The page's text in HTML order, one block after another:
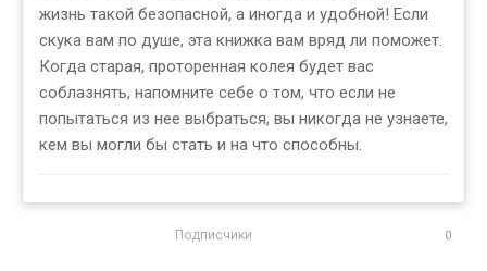
жизнь такой безопасной, а иногда и удобной! Если
скука вам по душе, эта книжка вам вряд ли поможет.
Когда старая, проторенная колея будет вас
соблазнять, напомните себе о том, что если не
попытаться из нее выбраться, вы никогда не узнаете,
кем вы могли бы стать и на что способны.
Подписчики 0